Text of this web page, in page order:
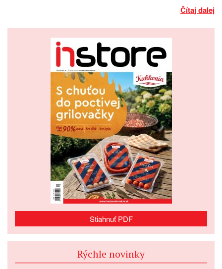
Čítaj dalej
Stiahnuť PDF
Rýchle novinky